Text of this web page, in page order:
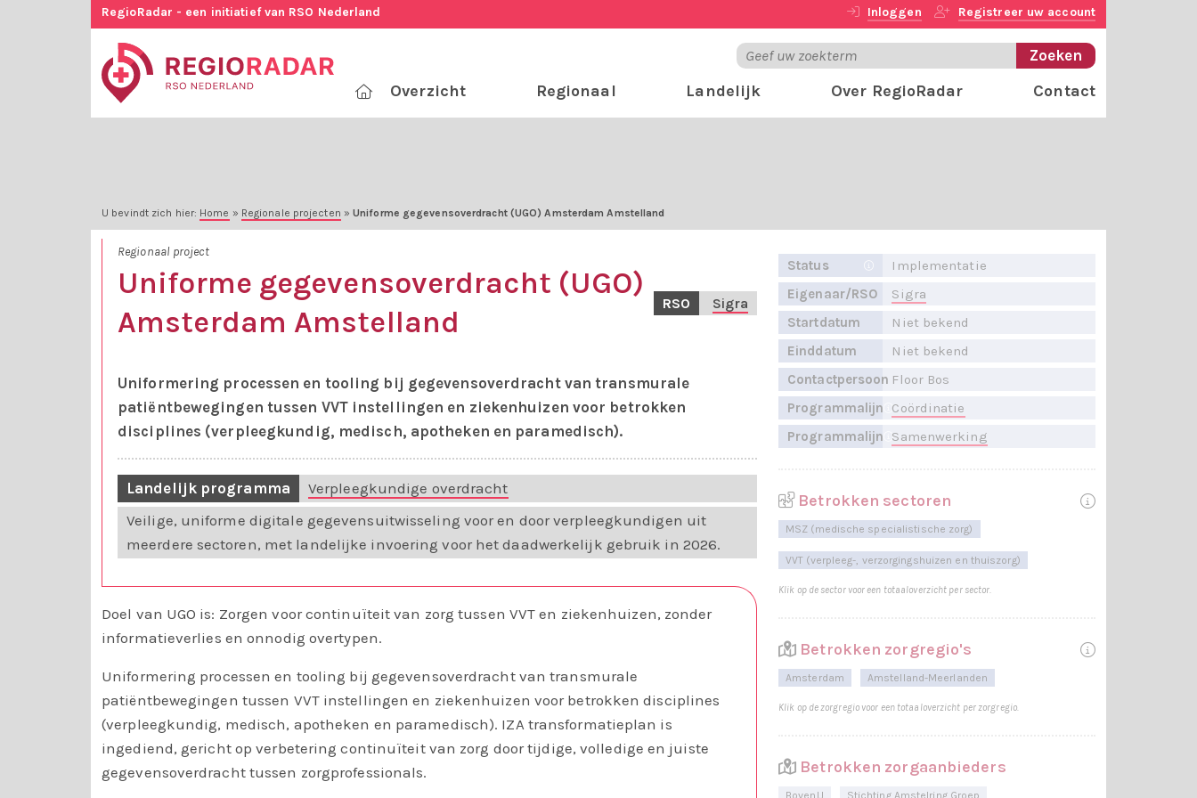
RegioRadar - een initiatief van RSO Nederland Inloggen Registreer uw account
Overzicht Regionaal Landelijk Over RegioRadar Contact
U bevindt zich hier: Home » Regionale projecten »Uniforme gegevensoverdracht (UGO) Amsterdam Amstelland
Regionaal project
Uniforme gegevensoverdracht (UGO)
Amsterdam Amstelland
RSO Sigra
Uniformering processen en tooling bij gegevensoverdracht van transmurale
patiëntbewegingen tussen VVT instellingen en ziekenhuizen voor betrokken
disciplines (verpleegkundig, medisch, apotheken en paramedisch).
Landelijk programma
Verpleegkundige overdracht
Veilige, uniforme digitale gegevensuitwisseling voor en door verpleegkundigen uit
meerdere sectoren, met landelijke invoering voor het daadwerkelijk gebruik in 2026.
Doel van UGO is: Zorgen voor continuïteit van zorg tussen VVT en ziekenhuizen, zonder
informatieverlies en onnodig overtypen.
Uniformering processen en tooling bij gegevensoverdracht van transmurale
patiëntbewegingen tussen VVT instellingen en ziekenhuizen voor betrokken disciplines
(verpleegkundig, medisch, apotheken en paramedisch). IZA transformatieplan is
ingediend, gericht op verbetering continuïteit van zorg door tijdige, volledige en juiste
gegevensoverdracht tussen zorgprofessionals.
Status
Implementatie
Eigenaar/RSO
Sigra
Startdatum
Niet bekend
Einddatum
Niet bekend
Contactpersoon Floor Bos
Programmalijn Coördinatie
Programmalijn
Samenwerking
Betrokken sectoren
MSZ (medische specialistische zorg)
VVT (verpleeg-, verzorgingshuizen en thuiszorg)
Klik op de sector voor een totaaloverzicht per sector.
Betrokken zorgregio's
Amsterdam Amstelland-Meerlanden
Klik op de zorgregio voor een totaaloverzicht per zorgregio.
Betrokken zorgaanbieders
BovenIJ Stichting Amstelring Groep